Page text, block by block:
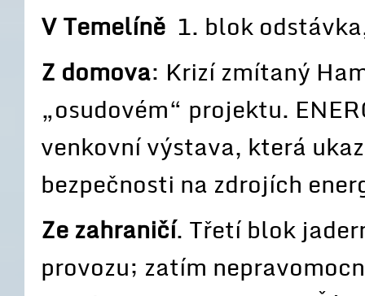
V Temelíně 1. blok
Z domova: Krizí zmítaný
„osudovém“ projektu.
venkovní výstava, která
bezpečnosti na zdrojích
Ze zahraničí. Třetí blok
provozu; zatím